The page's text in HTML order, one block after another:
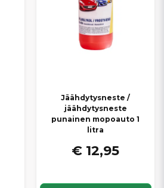
Jäähdytysneste /
jäähdytysneste
punainen mopoauto 1
litra
€ 12,95